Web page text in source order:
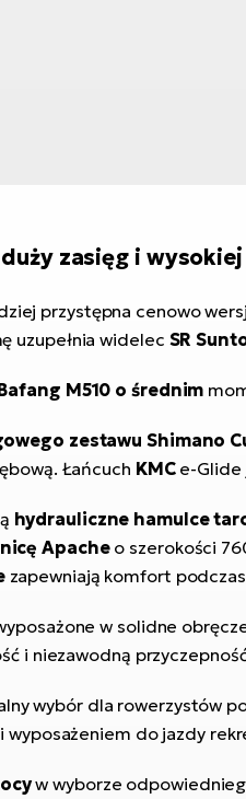
zasięg i
przystępna cenowo
uzupełnia widelec SR
M510 o średnim
zestawu Shimano
Łańcuch KMCe-Glide
hydrauliczne hamulce
Apacheo szerokości
zapewniają komfort podczas
w solidne
i niezawodną
wybór dla rowerzystów
wyposażeniem do jazdy
w wyborze